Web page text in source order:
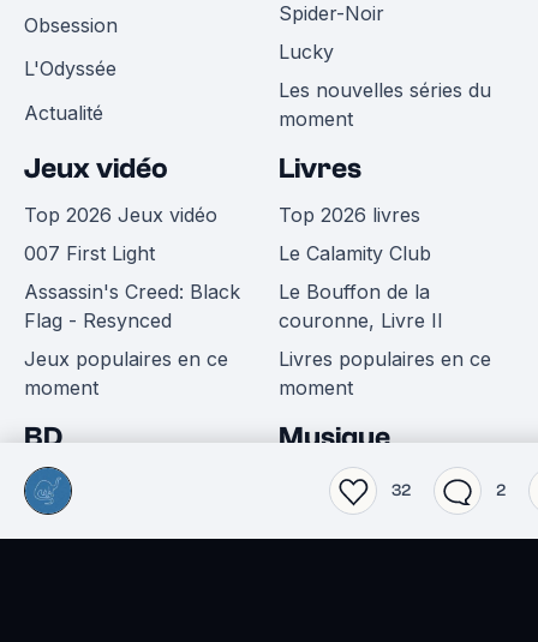
32 2
Obsession
L'Odyssée
Actualité
Spider-Noir
Lucky
Les nouvelles séries du
moment
Jeux vidéo
Top 2026 Jeux vidéo
007 First Light
Assassin's Creed: Black
Flag - Resynced
Jeux populaires en ce
moment
Livres
Top 2026 livres
Le Calamity Club
Le Bouffon de la
couronne, Livre II
Livres populaires en ce
moment
BD
Top 2026 BD
Une fête sans fin
Musique
Top 2026 musiques
CONFESSIONS II